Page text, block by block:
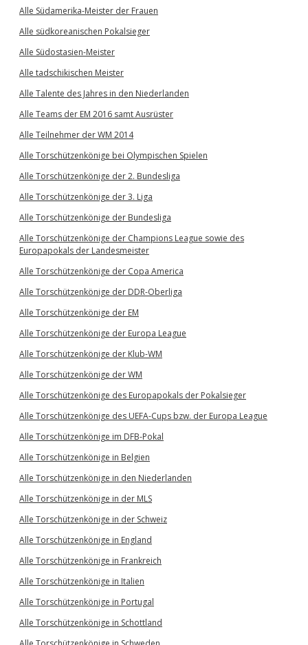
Alle Südamerika-Meister der Frauen
Alle südkoreanischen Pokalsieger
Alle Südostasien-Meister
Alle tadschikischen Meister
Alle Talente des Jahres in den Niederlanden
Alle Teams der EM 2016 samt Ausrüster
Alle Teilnehmer der WM 2014
Alle Torschützenkönige bei Olympischen Spielen
Alle Torschützenkönige der 2. Bundesliga
Alle Torschützenkönige der 3. Liga
Alle Torschützenkönige der Bundesliga
Alle Torschützenkönige der Champions League sowie des
Europapokals der Landesmeister
Alle Torschützenkönige der Copa America
Alle Torschützenkönige der DDR-Oberliga
Alle Torschützenkönige der EM
Alle Torschützenkönige der Europa League
Alle Torschützenkönige der Klub-WM
Alle Torschützenkönige der WM
Alle Torschützenkönige des Europapokals der Pokalsieger
Alle Torschützenkönige des UEFA-Cups bzw. der Europa League
Alle Torschützenkönige im DFB-Pokal
Alle Torschützenkönige in Belgien
Alle Torschützenkönige in den Niederlanden
Alle Torschützenkönige in der MLS
Alle Torschützenkönige in der Schweiz
Alle Torschützenkönige in England
Alle Torschützenkönige in Frankreich
Alle Torschützenkönige in Italien
Alle Torschützenkönige in Portugal
Alle Torschützenkönige in Schottland